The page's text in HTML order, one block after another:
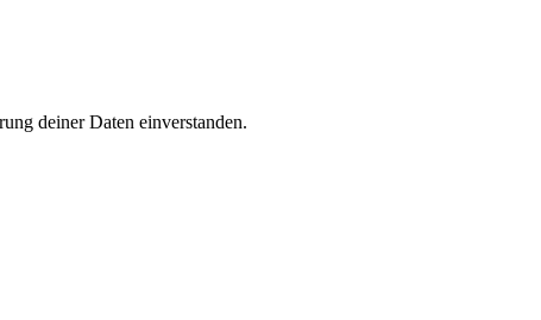
deiner Daten einverstanden.